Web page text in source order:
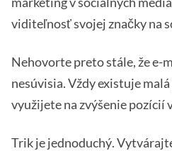
viditeľnosť svojej značky na
Nehovorte preto stále, že e-
nesúvisia. Vždy existuje
využijete na zvýšenie pozícií
Trik je jednoduchý.